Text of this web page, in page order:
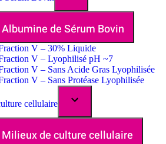
Albumine de Sérum Bovin
V – 30% Liquide
V – Lyophilisé pH ~7
V – Sans Acide Gras Lyophilisée
V – Sans Protéase Lyophilisée
cellulaire
Milieux de culture cellulaire